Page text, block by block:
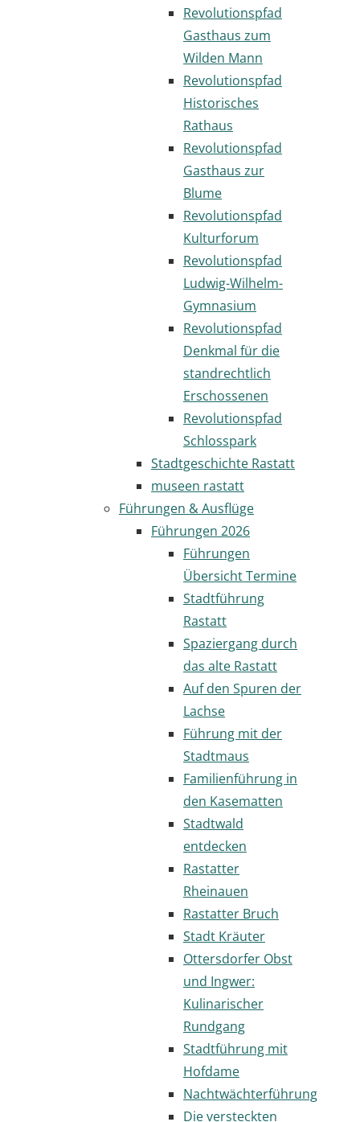
Revolutionspfad
Gasthaus zum
Wilden Mann
Revolutionspfad
Historisches
Rathaus
Revolutionspfad
Gasthaus zur
Blume
Revolutionspfad
Kulturforum
Revolutionspfad
Ludwig-Wilhelm-
Gymnasium
Revolutionspfad
Denkmal für die
standrechtlich
Erschossenen
Revolutionspfad
Schlosspark
Stadtgeschichte Rastatt
museen rastatt
Führungen & Ausflüge
Führungen 2026
Führungen
Übersicht Termine
Stadtführung
Rastatt
Spaziergang durch
das alte Rastatt
Auf den Spuren der
Lachse
Führung mit der
Stadtmaus
Familienführung in
den Kasematten
Stadtwald
entdecken
Rastatter
Rheinauen
Rastatter Bruch
Stadt Kräuter
Ottersdorfer Obst
und Ingwer:
Kulinarischer
Rundgang
Stadtführung mit
Hofdame
Nachtwächterführung
Die versteckten